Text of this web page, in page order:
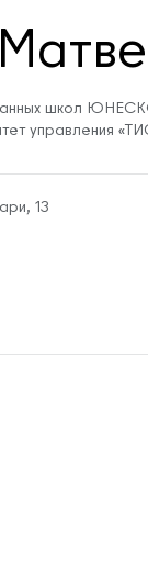
школ
управления
13